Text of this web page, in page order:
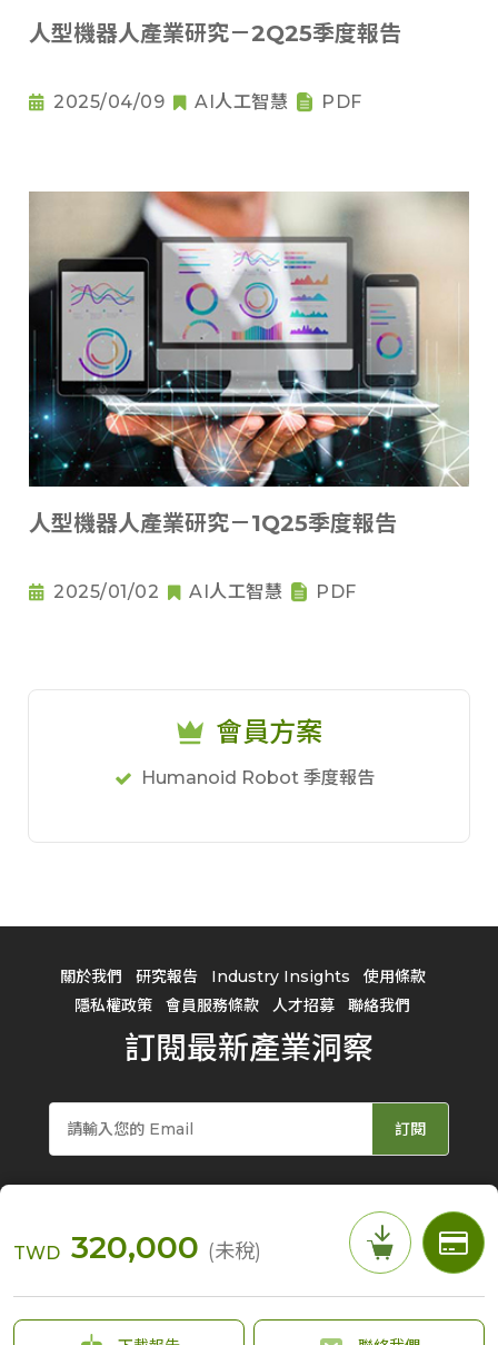
TWD 320,000 (未稅)
人型機器人產業研究－2Q25季度報告
2025/04/09 AI人工智慧 PDF
人型機器人產業研究－1Q25季度報告
2025/01/02 AI人工智慧 PDF
會員方案
Humanoid Robot 季度報告
關於我們 研究報告 Industry Insights
使用條款
隱私權政策
會員服務條款 人才招募 聯絡我們
訂閱最新產業洞察
訂閱
© 2026 TrendForce Corp. All rights reserved